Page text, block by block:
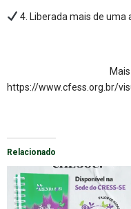
4. Liberada mais de uma
https://www.cfess.org.br/
Relacionado